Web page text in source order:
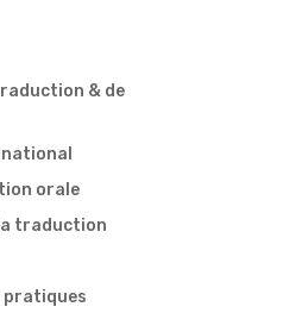
& de
orale
traduction
pratiques